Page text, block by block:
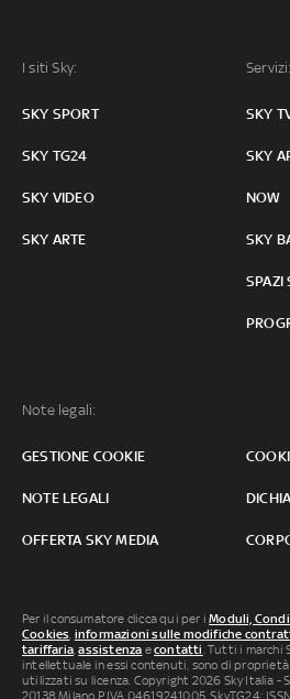
I siti Sky:
SKY SPORT
SKY TG24
SKY VIDEO
SKY ARTE
Servizi:
SKY
SKY
NOW
SKY
SPAZI
Note legali:
GESTIONE COOKIE
NOTE LEGALI
OFFERTA SKY MEDIA
Per il consumatore clicca qui per iModuli,
Cookies, informazioni sulle modifiche
tariffaria,assistenza econtatti. Tutti i marchi
intellettuale in essi contenuti, sono di proprietà
utilizzati su licenza. Copyright 2026 Sky Italia -
20138 Milano P.IVA 04619241005. SkyTG24: